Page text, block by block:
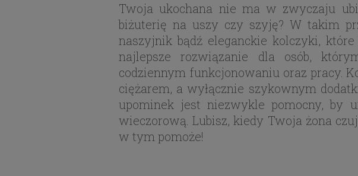
Twoja ukochana nie ma w zwyczaju
biżuterię na uszy czy szyję? W takim
naszyjnik bądź eleganckie kolczyki,
najlepsze rozwiązanie dla osób,
codziennym funkcjonowaniu oraz pracy.
ciężarem, a wyłącznie szykownym
upominek jest niezwykle pomocny, by
wieczorową. Lubisz, kiedy Twoja żona
w tym pomoże!